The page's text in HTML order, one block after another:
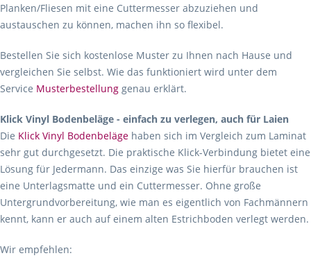
Planken/Fliesen mit eine Cuttermesser abzuziehen und
austauschen zu können, machen ihn so flexibel.
Bestellen Sie sich kostenlose Muster zu Ihnen nach Hause und
vergleichen Sie selbst. Wie das funktioniert wird unter dem
Service Musterbestellung genau erklärt.
Klick Vinyl Bodenbeläge - einfach zu verlegen, auch für Laien
Die Klick Vinyl Bodenbeläge haben sich im Vergleich zum Laminat
sehr gut durchgesetzt. Die praktische Klick-Verbindung bietet eine
Lösung für Jedermann. Das einzige was Sie hierfür brauchen ist
eine Unterlagsmatte und ein Cuttermesser. Ohne große
Untergrundvorbereitung, wie man es eigentlich von Fachmännern
kennt, kann er auch auf einem alten Estrichboden verlegt werden.
Wir empfehlen: